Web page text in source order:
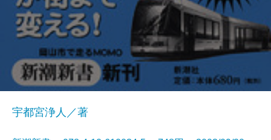
宇都宮浄人／著